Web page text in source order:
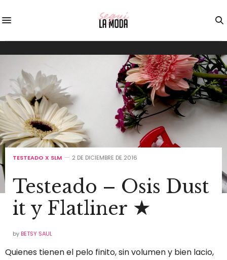
TESTEADO X SLM 2 DE DICIEMBRE DE 2016
Testeado – Osis Dust
it y Flatliner ★
by BETSY SAUL
Quienes tienen el pelo finito, sin volumen y bien lacio,